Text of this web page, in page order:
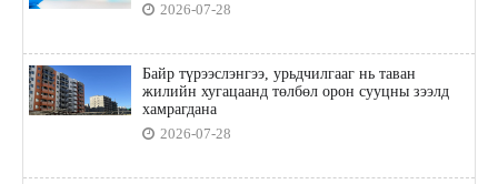
2026-07-28
Байр түрээслэнгээ, урьдчилгааг нь таван
жилийн хугацаанд төлбөл орон сууцны зээлд
хамрагдана
2026-07-28